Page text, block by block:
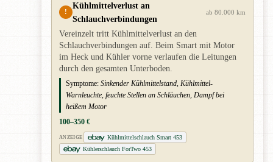
!
Kühlmittelverlust an
Schlauchverbindungen
ab 80.000 km
Vereinzelt tritt Kühlmittelverlust an den
Schlauchverbindungen auf. Beim Smart mit Motor
im Heck und Kühler vorne verlaufen die Leitungen
durch den gesamten Unterboden.
Symptome: Sinkender Kühlmittelstand, Kühlmittel-
Warnleuchte, feuchte Stellen an Schläuchen, Dampf bei
heißem Motor
100–350 €
ANZEIGE
Kühlmittelschlauch Smart 453
Kühlerschlauch ForTwo 453